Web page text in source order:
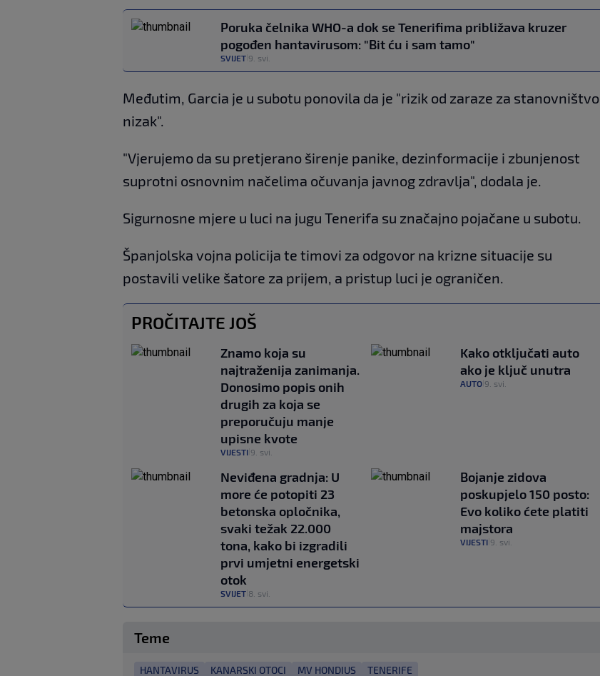
Poruka čelnika WHO-a dok se Tenerifima približava kruzer
pogođen hantavirusom: "Bit ću i sam tamo"
SVIJET 9. svi.
Međutim, Garcia je u subotu ponovila da je "rizik od zaraze za stanovništvo
nizak".
"Vjerujemo da su pretjerano širenje panike, dezinformacije i zbunjenost
suprotni osnovnim načelima očuvanja javnog zdravlja", dodala je.
Sigurnosne mjere u luci na jugu Tenerifa su značajno pojačane u subotu.
Španjolska vojna policija te timovi za odgovor na krizne situacije su
postavili velike šatore za prijem, a pristup luci je ograničen.
PROČITAJTE JOŠ
Znamo koja su
najtraženija zanimanja.
Donosimo popis onih
drugih za koja se
preporučuju manje
upisne kvote
VIJESTI 9. svi.
Kako otključati auto
ako je ključ unutra
AUTO 9. svi.
Neviđena gradnja: U
more će potopiti 23
betonska opločnika,
svaki težak 22.000
tona, kako bi izgradili
prvi umjetni energetski
otok
SVIJET 8. svi.
Bojanje zidova
poskupjelo 150 posto:
Evo koliko ćete platiti
majstora
VIJESTI 9. svi.
Teme
HANTAVIRUS KANARSKI OTOCI MV HONDIUS TENERIFE